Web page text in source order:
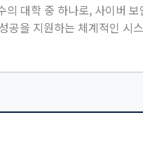
의 대학 중 하나로, 사이버 보
공을 지원하는 체계적인 시